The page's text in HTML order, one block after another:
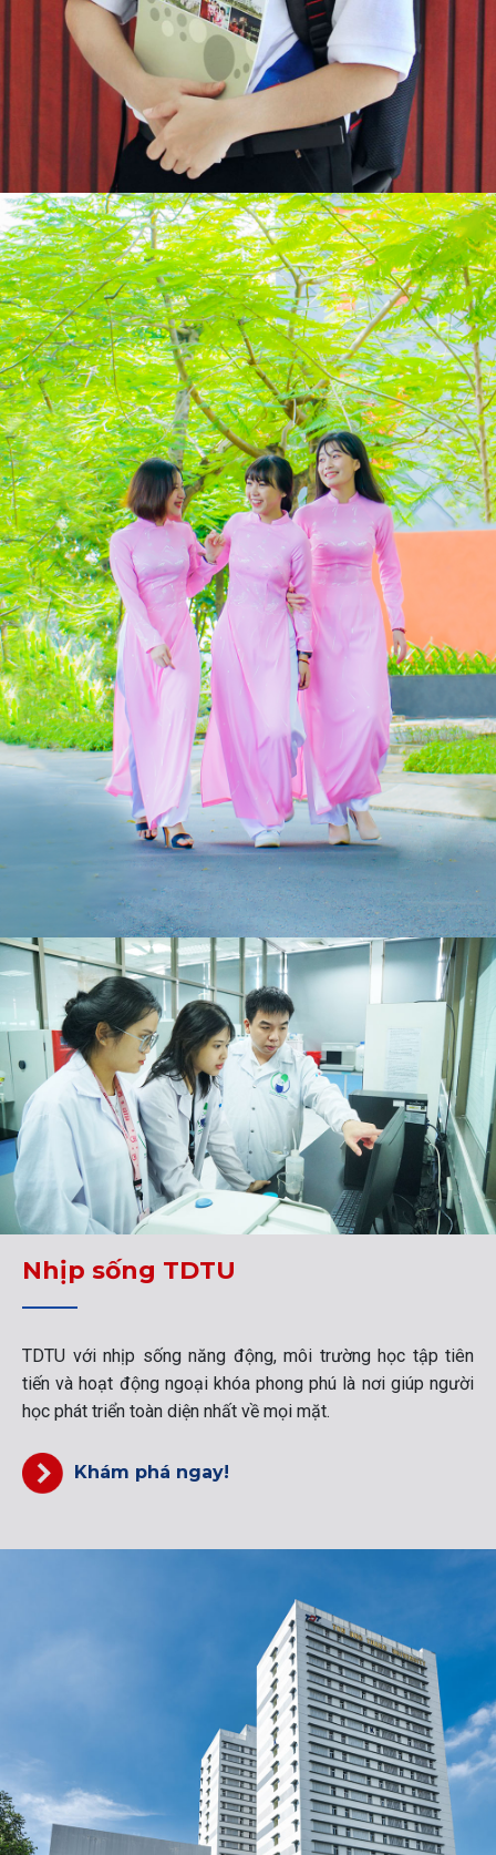
Nhịp sống TDTU
TDTU với nhịp sống năng động, môi trường học tập tiên
tiến và hoạt động ngoại khóa phong phú là nơi giúp người
học phát triển toàn diện nhất về mọi mặt.
Khám phá ngay!